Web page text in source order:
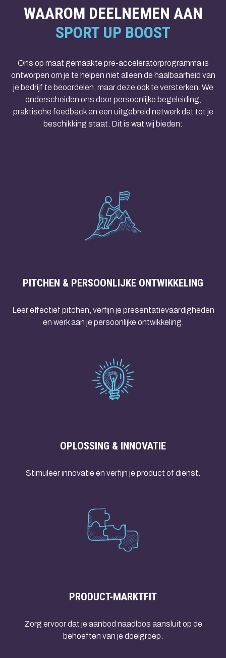
WAAROM DEELNEMEN AAN
SPORT UP BOOST
Ons op maat gemaakte pre-acceleratorprogramma is
ontworpen om je te helpen niet alleen de haalbaarheid van
je bedrijf te beoordelen, maar deze ook te versterken. We
onderscheiden ons door persoonlijke begeleiding,
praktische feedback en een uitgebreid netwerk dat tot je
beschikking staat. Dit is wat wij bieden:
PITCHEN & PERSOONLIJKE ONTWIKKELING
Leer effectief pitchen, verfijn je presentatievaardigheden
en werk aan je persoonlijke ontwikkeling.
OPLOSSING & INNOVATIE
Stimuleer innovatie en verfijn je product of dienst.
PRODUCT-MARKTFIT
Zorg ervoor dat je aanbod naadloos aansluit op de
behoeften van je doelgroep.